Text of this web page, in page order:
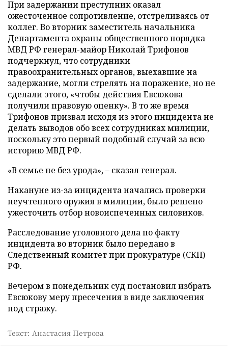
При задержании преступник оказал
ожесточенное сопротивление, отстреливаясь от
коллег. Во вторник заместитель начальника
Департамента охраны общественного порядка
МВД РФ генерал-майор Николай Трифонов
подчеркнул, что сотрудники
правоохранительных органов, выехавшие на
задержание, могли стрелять на поражение, но не
сделали этого, «чтобы действия Евсюкова
получили правовую оценку». В то же время
Трифонов призвал исходя из этого инцидента не
делать выводов обо всех сотрудниках милиции,
поскольку это первый подобный случай за всю
историю МВД РФ.
«В семье не без урода», – сказал генерал.
Накануне из-за инцидента начались проверки
неучтенного оружия в милиции, было решено
ужесточить отбор новоиспеченных силовиков.
Расследование уголовного дела по факту
инцидента во вторник было передано в
Следственный комитет при прокуратуре (СКП)
РФ.
Вечером в понедельник суд постановил избрать
Евсюкову меру пресечения в виде заключения
под стражу.
Текст: Анастасия Петрова